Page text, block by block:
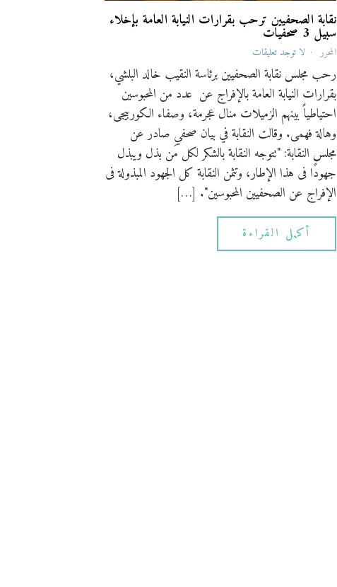
نقابة الصحفيين ترحب بقرارات النيابة العامة بإخلاء
سبيل 3 صحفيات
المحرر لا توجد تعليقات
رحب مجلس نقابة الصحفيين برئاسة النقيب خالد البلشي،
بقرارات النيابة العامة بالإفراج عن عدد من المحبوسين
احتياطياً بينهم الزميلات منال عجرمة، وصفاء الكوربيجى،
وهالة فهمى. وقالت النقابة في بيان صحفي صادر عن
مجلس النقابة: "تتوجه النقابة بالشكر لكل مَن بذل ويبذل
جهودًا فى هذا الإطار، وتثمن النقابة كل الجهود المبذولة فى
الإفراج عن الصحفيين المحبوسين". […]
أكمل القراءة